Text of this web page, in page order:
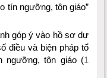
tín ngưỡng, tôn giáo”
góp ý vào hồ sơ dự
điều và biện pháp tổ
ngưỡng, tôn giáo (1